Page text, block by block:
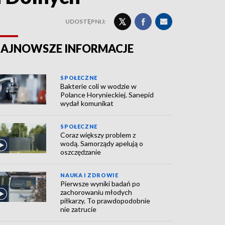
UDOSTĘPNIJ:
INFORMACJE
SPOŁECZNE
Bakterie coli w wodzie w
Polance Horynieckiej. Sanepid
wydał komunikat
SPOŁECZNE
Coraz większy problem z
wodą. Samorządy apelują o
oszczędzanie
NAUKA I ZDROWIE
Pierwsze wyniki badań po
zachorowaniu młodych
piłkarzy. To prawdopodobnie
nie zatrucie